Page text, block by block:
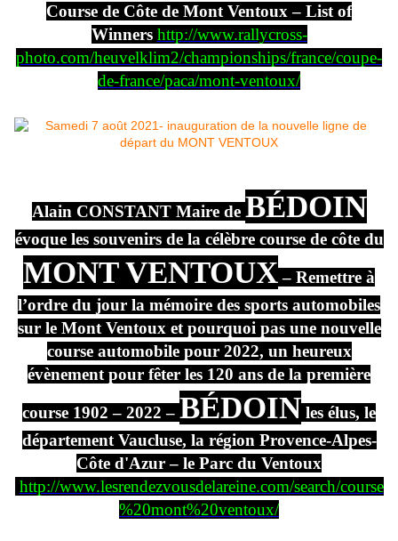
Course de Côte de Mont Ventoux – List of
Winners http://www.rallycross-
photo.com/heuvelklim2/championships/france/coupe-
de-france/paca/mont-ventoux/
Alain CONSTANT Maire de BÉDOIN
évoque les souvenirs de la célèbre course de côte du
MONT VENTOUX– Remettre à
l’ordre du jour la mémoire des sports automobiles
sur le Mont Ventoux et pourquoi pas une nouvelle
course automobile pour 2022, un heureux
évènement pour fêter les 120 ans de la première
course 1902 – 2022 – BÉDOIN les élus, le
département Vaucluse, la région Provence-Alpes-
Côte d'Azur – le Parc du Ventoux
http://www.lesrendezvousdelareine.com/search/course
%20mont%20ventoux/